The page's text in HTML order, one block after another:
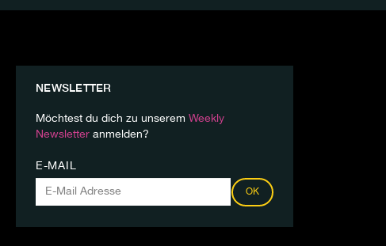
NEWSLETTER
Möchtest du dich zu unserem Weekly
Newsletter anmelden?
E-MAIL
OK